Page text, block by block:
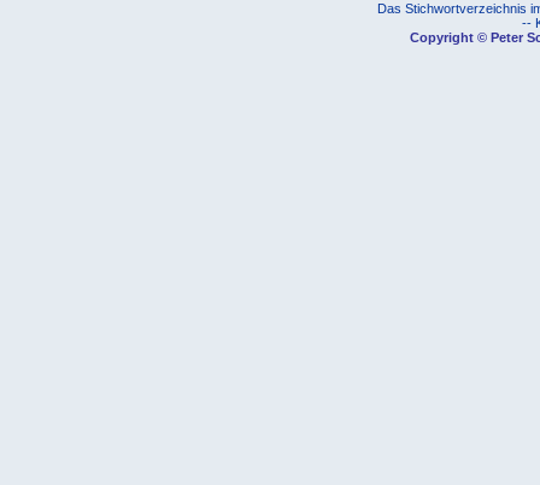
Das Stichwortverzeichnis
--
Copyright © Peter